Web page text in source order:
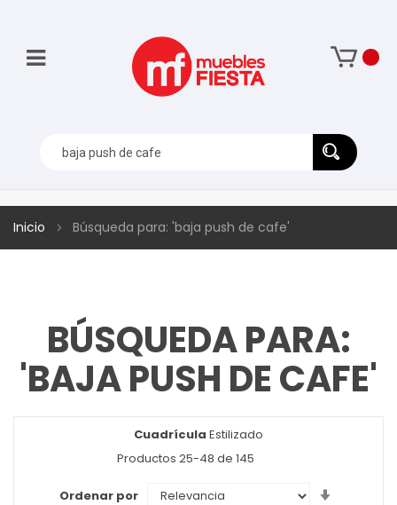
Inicio Búsqueda para: 'baja push de cafe'
BÚSQUEDA PARA:
'BAJA PUSH DE CAFE'
Ver
como
Cuadrícula Estilizado
Productos 25-48 de 145
Ordenar por